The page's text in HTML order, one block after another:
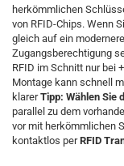
herkömmlichen
von RFID-Chips. Wenn
gleich auf ein
Zugangsberechtigung
RFID im Schnitt nur bei
Montage kann schnell
klarerTipp: Wählen Sie
parallel zu dem
vor mit herkömmlichen
kontaktlos perRFID